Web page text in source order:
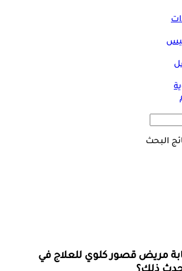
البحث
مريض قصور كلوي للعلاج في